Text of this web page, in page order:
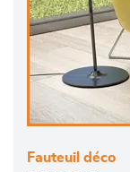
Fauteuil déco